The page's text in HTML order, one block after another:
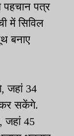
पहचान पत्र
में सिविल
बनाए
जहां 34
कर सकेंगे.
जहां 45